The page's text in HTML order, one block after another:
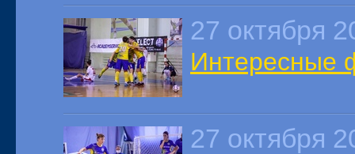
27 октября
Интересные
27 октября